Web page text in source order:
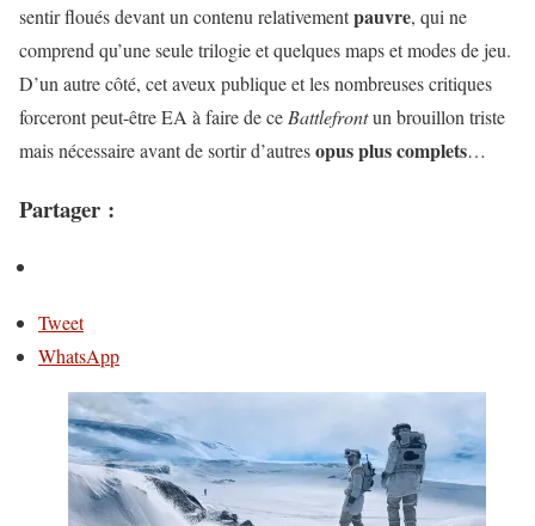
sentir floués devant un contenu relativementpauvre, qui ne
comprend qu’une seule trilogie et quelques maps et modes de jeu.
D’un autre côté, cet aveux publique et les nombreuses critiques
forceront peut-être EA à faire de ce Battlefrontun brouillon triste
mais nécessaire avant de sortir d’autresopus plus complets…
Partager :
Tweet
WhatsApp